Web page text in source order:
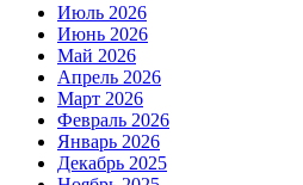
Июль 2026
Июнь 2026
Май 2026
Апрель 2026
Март 2026
Февраль 2026
Январь 2026
Декабрь 2025